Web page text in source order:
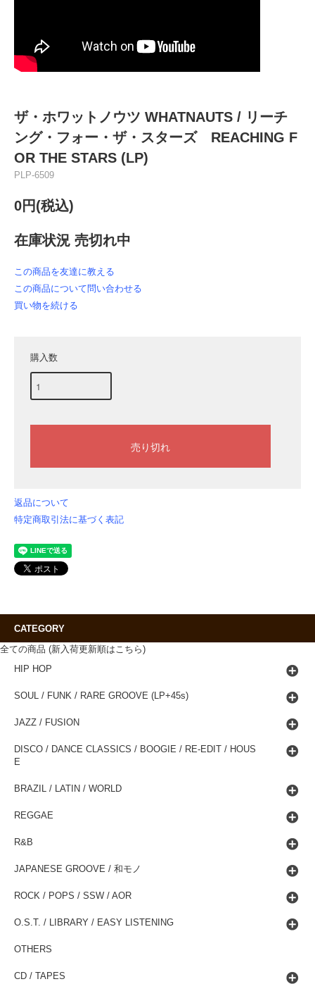
ザ・ホワットノウツ WHATNAUTS / リーチ
ング・フォー・ザ・スターズ REACHING F
OR THE STARS (LP)
PLP-6509
0円(税込)
在庫状況 売切れ中
この商品を友達に教える
この商品について問い合わせる
買い物を続ける
購入数
返品について
特定商取引法に基づく表記
CATEGORY
全ての商品 (新入荷更新順はこちら)
HIP HOP
SOUL / FUNK / RARE GROOVE (LP+45s)
JAZZ / FUSION
DISCO / DANCE CLASSICS / BOOGIE / RE-EDIT / HOUS
E
BRAZIL / LATIN / WORLD
REGGAE
R&B
JAPANESE GROOVE / 和モノ
ROCK / POPS / SSW / AOR
O.S.T. / LIBRARY / EASY LISTENING
OTHERS
CD / TAPES